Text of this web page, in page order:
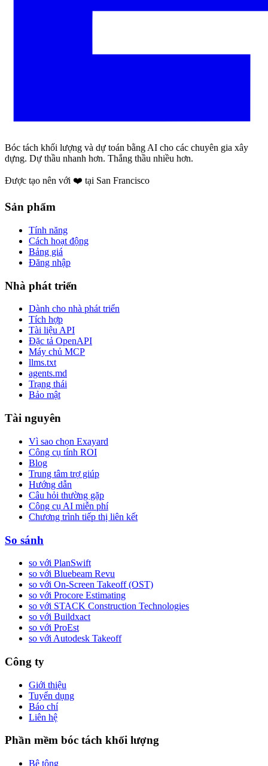
Bóc tách khối lượng và dự toán bằng AI cho các chuyên gia xây
dựng. Dự thầu nhanh hơn. Thắng thầu nhiều hơn.
Được tạo nên với ❤️ tại San Francisco
Sản phẩm
Tính năng
Cách hoạt động
Bảng giá
Đăng nhập
Nhà phát triển
Dành cho nhà phát triển
Tích hợp
Tài liệu API
Đặc tả OpenAPI
Máy chủ MCP
llms.txt
agents.md
Trạng thái
Bảo mật
Tài nguyên
Vì sao chọn Exayard
Công cụ tính ROI
Blog
Trung tâm trợ giúp
Hướng dẫn
Câu hỏi thường gặp
Công cụ AI miễn phí
Chương trình tiếp thị liên kết
So sánh
so với PlanSwift
so với Bluebeam Revu
so với On-Screen Takeoff (OST)
so với Procore Estimating
so với STACK Construction Technologies
so với Buildxact
so với ProEst
so với Autodesk Takeoff
Công ty
Giới thiệu
Tuyển dụng
Báo chí
Liên hệ
Phần mềm bóc tách khối lượng
Bê tông